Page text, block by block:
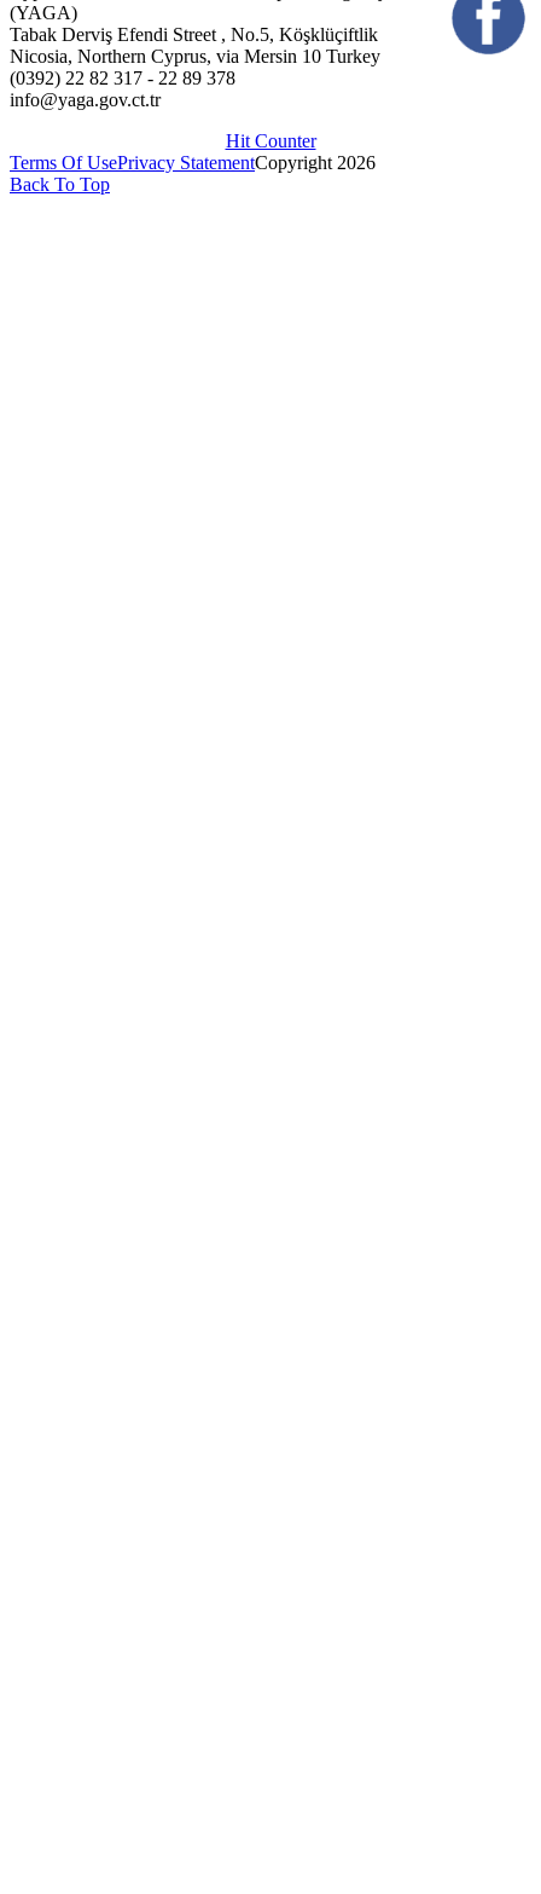
(YAGA)
Tabak Derviş Efendi Street , No.5, Köşklüçiftlik
Nicosia, Northern Cyprus, via Mersin 10 Turkey
(0392) 22 82 317 - 22 89 378
info@yaga.gov.ct.tr
Hit Counter
Terms Of UsePrivacy StatementCopyright 2026
Back To Top